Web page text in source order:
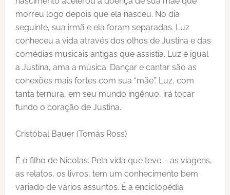
morreu logo depois que ela nasceu. No dia
seguinte, sua irmã e ela foram separadas. Luz
conheceu a vida através dos olhos de Justina e das
comédias musicais antigas que assistia. Luz é igual
a Justina, ama a música. Dançar e cantar são as
conexões mais fortes com sua “mãe”. Luz, com
tanta ternura, em seu mundo ingênuo, irá tocar
fundo o coração de Justina.
Cristóbal Bauer (Tomás Ross)
É o filho de Nicolas. Pela vida que teve – as viagens,
as relatos, os livros, tem um conhecimento bem
variado de vários assuntos. É a enciclopédia